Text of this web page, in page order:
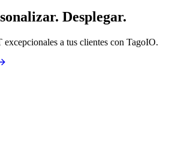
Desplegar.
a tus clientes con TagoIO.